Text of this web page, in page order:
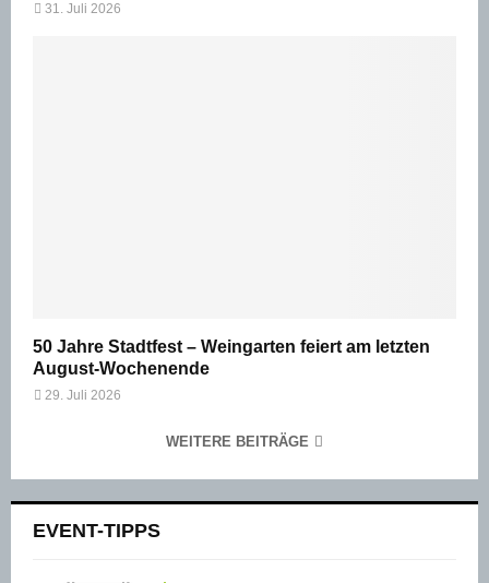
31. Juli 2026
50 Jahre Stadtfest – Weingarten feiert am letzten
August-Wochenende
29. Juli 2026
WEITERE BEITRÄGE
EVENT-TIPPS